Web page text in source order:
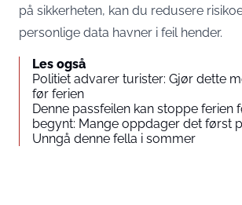
på sikkerheten, kan du redusere
personlige data havner i feil hender.
Les også
Politiet advarer turister: Gjør dette
før ferien
Denne passfeilen kan stoppe ferien
begynt: Mange oppdager det først
Unngå denne fella i sommer